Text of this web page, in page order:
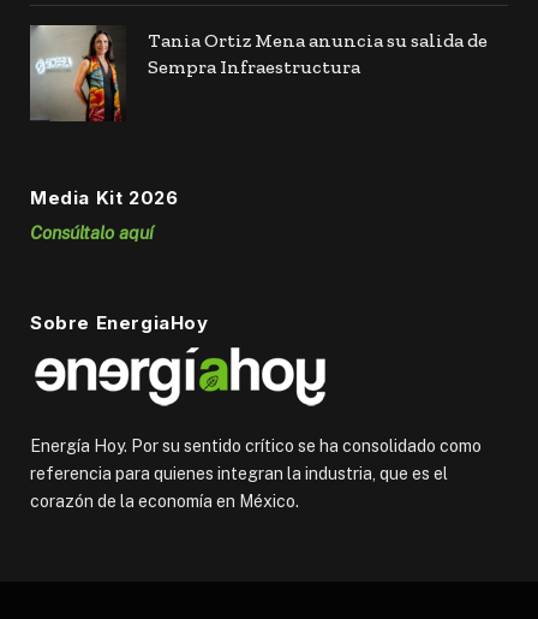
Tania Ortiz Mena anuncia su salida de
Sempra Infraestructura
Media Kit 2026
Consúltalo aquí
Sobre EnergiaHoy
Energía Hoy. Por su sentido crítico se ha consolidado como
referencia para quienes integran la industria, que es el
corazón de la economía en México.